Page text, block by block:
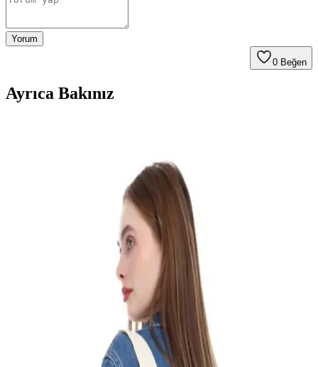
Yorum
0 Beğen
Ayrıca Bakınız
İki şık bez çanta modeli olan Little Prince ve Minik Kediler'i detaylı
karşılaştırıyoruz. Tasarım, boyut, kullanım alanı ve kullanıcı
yorumlarıyla en uygun seçimi yapmanıza yardımcı oluyoruz.
Designedfy Bez Makyaj Çantaları Karşılaştırması:
Spiderman ve Hello Kitty Tasarımları
İki popüler bez makyaj çantasını karşılaştırıyoruz. Spiderman ve
Hello Kitty tasarımları, yüksek kaliteli baskı ve çok amaçlı kullanım
özellikleriyle öne çıkıyor. Hangi çanta sizin için uygun?
Çınar Bez Çanta ve daystore Strawberry Fields
Makyaj Çantası Karşılaştırması